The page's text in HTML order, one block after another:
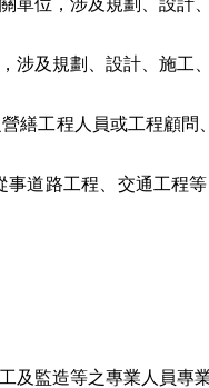
位，涉及規劃、設計
涉及規劃、設計、施工
工程人員或工程顧問
道路工程、交通工程
監造等之專業人員專